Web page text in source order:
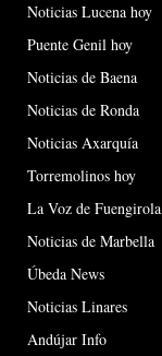
Noticias Lucena hoy
Puente Genil hoy
Noticias de Baena
Noticias de Ronda
Noticias Axarquía
Torremolinos hoy
La Voz de Fuengirola
Noticias de Marbella
Úbeda News
Noticias Linares
Andújar Info